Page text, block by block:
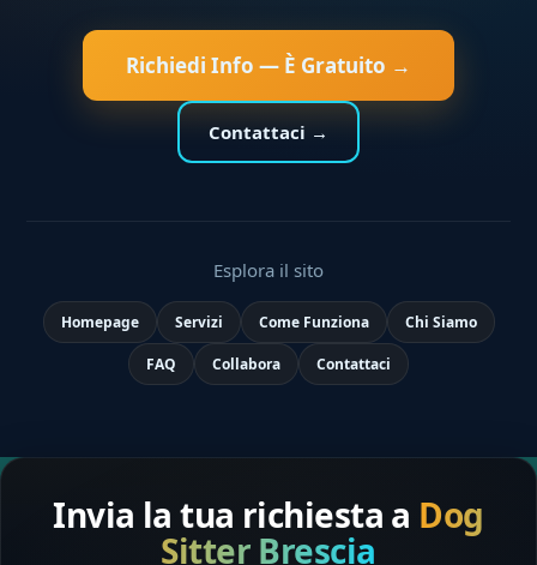
Richiedi Info — È Gratuito →
Contattaci →
Esplora il sito
Homepage Servizi Come Funziona Chi Siamo
FAQ Collabora Contattaci
Invia la tua richiesta a Dog
Sitter Brescia